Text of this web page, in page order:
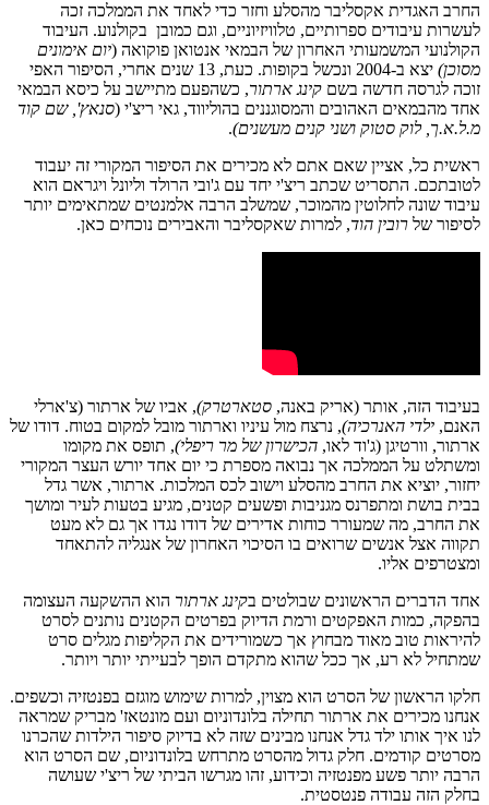
החרב האגדית אקסליבר מהסלע וחזר כדי לאחד את הממלכה זכה
לעשרות עיבודים ספרותיים, טלוויזיוניים, וגם כמובן בקולנוע. העיבוד
הקולנועי המשמעותי האחרון של הבמאי אנטואן פוקואה (יום אימונים
מסוכן)
יצא ב-2004 ונכשל בקופות. כעת, 13 שנים אחרי, הסיפור האפי
זוכה לגרסה חדשה בשם קינג ארתור, כשהפעם מתיישב על כיסא הבמאי
אחד מהבמאים האהובים והמסוגננים בהוליווד, גאי ריצ'י (סנאץ', שם קוד
מ.ל.א.ך, לוק סטוק ושני קנים מעשנים).
ראשית כל, אציין שאם אתם לא מכירים את הסיפור המקורי זה יעבוד
לטובתכם. התסריט שכתב ריצ'י יחד עם ג'ובי הרולד וליונל ויגראם הוא
עיבוד שונה לחלוטין מהמוכר, שמשלב הרבה אלמנטים שמתאימים יותר
לסיפור של רובין הוד, למרות שאקסליבר והאבירים נוכחים כאן.
בעיבוד הזה, אותר (אריק באנה, סטארטרק), אביו של ארתור (צ'ארלי
האנם, ילדי האנרכיה), נרצח מול עיניו וארתור מובל למקום בטוח. דודו של
ארתור, וורטיגן (ג'וד לאו, הכישרון של מר ריפלי), תופס את מקומו
ומשתלט על הממלכה אך נבואה מספרת כי יום אחד יורש העצר המקורי
יחזור, יוציא את החרב מהסלע וישוב לכס המלכות. ארתור, אשר גדל
בבית בושת ומתפרנס מגניבות ופשעים קטנים, מגיע בטעות לעיר ומושך
את החרב, מה שמעורר כוחות אדירים של דודו נגדו אך גם לא מעט
תקווה אצל אנשים שרואים בו הסיכוי האחרון של אנגליה להתאחד
ומצטרפים אליו.
אחד הדברים הראשונים שבולטים בקינג ארתור הוא ההשקעה העצומה
בהפקה, כמות האפקטים ורמת הדיוק בפרטים הקטנים נותנים לסרט
להיראות טוב מאוד מבחוץ אך כשמורידים את הקליפות מגלים סרט
שמתחיל לא רע, אך ככל שהוא מתקדם הופך לבעייתי יותר ויותר.
חלקו הראשון של הסרט הוא מצוין, למרות שימוש מוגזם בפנטזיה וכשפים.
אנחנו מכירים את ארתור תחילה בלונדוניום ועם מונטאז' מבריק שמראה
לנו איך אותו ילד גדל אנחנו מבינים שזה לא בדיוק סיפור הילדות שהכרנו
מסרטים קודמים. חלק גדול מהסרט מתרחש בלונדוניום, שם הסרט הוא
הרבה יותר פשע מפנטזיה וכידוע, זהו מגרשו הביתי של ריצ'י שעושה
בחלק הזה עבודה פנטסטית.